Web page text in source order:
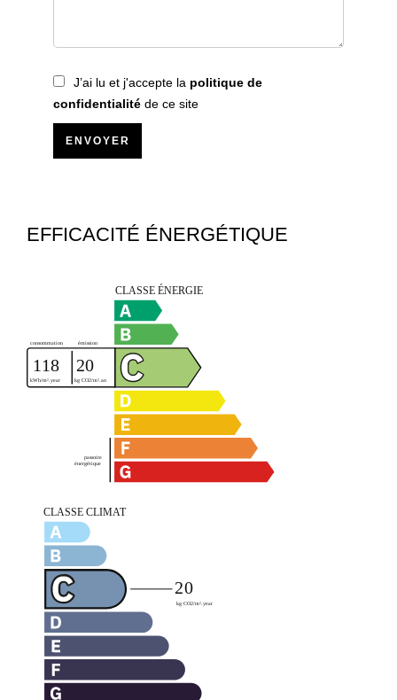
J’ai lu et j'accepte la politique de
confidentialité de ce site
ENVOYER
EFFICACITÉ ÉNERGÉTIQUE